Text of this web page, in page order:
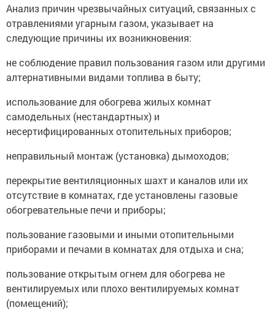
Анализ причин чрезвычайных ситуаций, связанных с
отравлениями угарным газом, указывает на
следующие причины их возникновения:
не соблюдение правил пользования газом или другими
алтернативными видами топлива в быту;
использование для обогрева жилых комнат
самодельных (нестандартных) и
несертифицированных отопительных приборов;
неправильный монтаж (установка) дымоходов;
перекрытие вентиляционных шахт и каналов или их
отсутствие в комнатах, где установлены газовые
обогревательные печи и приборы;
пользование газовыми и иными отопительными
приборами и печами в комнатах для отдыха и сна;
пользование открытым огнем для обогрева не
вентилируемых или плохо вентилируемых комнат
(помещений);